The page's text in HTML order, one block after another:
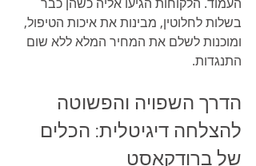
בשלות לחלוטין, מבינות את איכות הטיפול,
ומוכנות לשלם את המחיר המלא ללא שום
התנגדות.
הדרך השפויה והפשוטה
להצלחה דיגיטלית: הכלים
של ברודקאסט